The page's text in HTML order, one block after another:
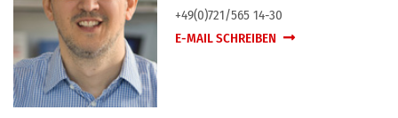
+49(0)721/565 14-30
E-MAIL SCHREIBEN